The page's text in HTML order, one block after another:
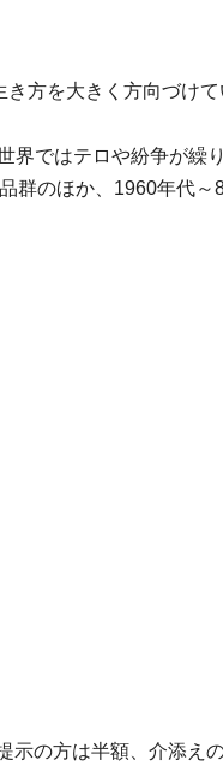
方を大きく方向づけ
ではテロや紛争が繰
群のほか、1960年代
の方は半額、介添え